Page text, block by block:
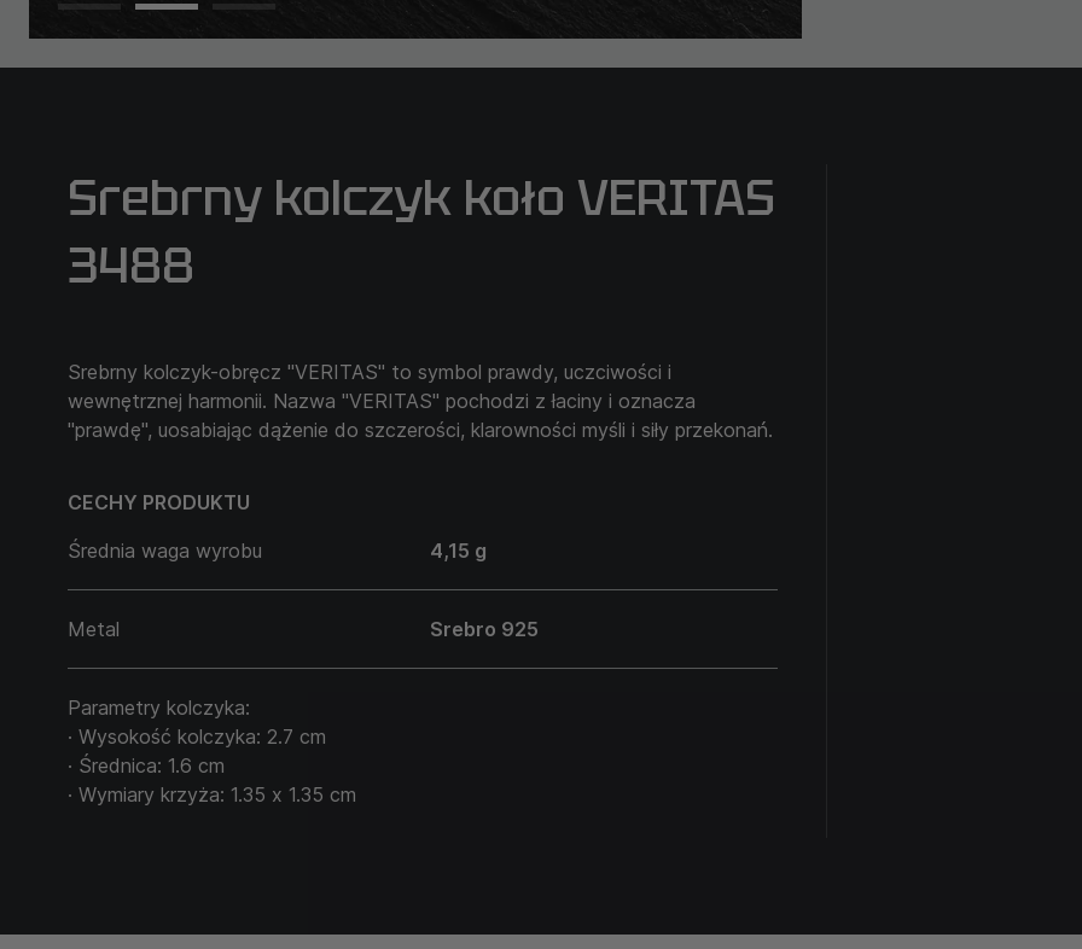
Srebrny kolczyk koło VERITAS
3488
Srebrny kolczyk-obręcz "VERITAS" to symbol prawdy, uczciwości i
wewnętrznej harmonii. Nazwa "VERITAS" pochodzi z łaciny i oznacza
"prawdę", uosabiając dążenie do szczerości, klarowności myśli i siły przekonań.
CECHY PRODUKTU
Średnia waga wyrobu
4,15 g
Metal Srebro 925
Parametry kolczyka:
· Wysokość kolczyka: 2.7 cm
· Średnica: 1.6 cm
· Wymiary krzyża: 1.35 х 1.35 cm